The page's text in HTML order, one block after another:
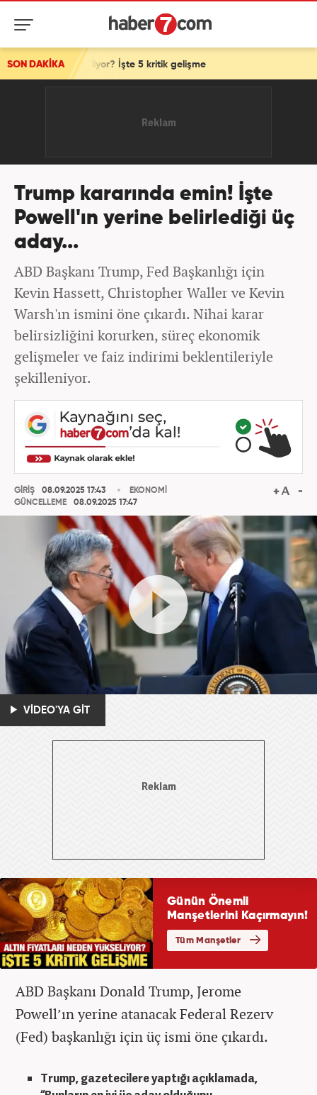
SON DAKİKAİşte 5 kritik gelişme
Trump kararında emin! İşte
Powell'ın yerine belirlediği üç
aday...
ABD Başkanı Trump, Fed Başkanlığı için
Kevin Hassett, Christopher Waller ve Kevin
Warsh'ın ismini öne çıkardı. Nihai karar
belirsizliğini korurken, süreç ekonomik
gelişmeler ve faiz indirimi beklentileriyle
şekilleniyor.
GİRİŞ
08.09.2025 17:43
GÜNCELLEME
08.09.2025 17:47
EKONOMİ
VİDEO'YA GİT
ABD Başkanı Donald Trump, Jerome
Powell’ın yerine atanacak Federal Rezerv
(Fed) başkanlığı için üç ismi öne çıkardı.
Trump, gazetecilere yaptığı açıklamada,